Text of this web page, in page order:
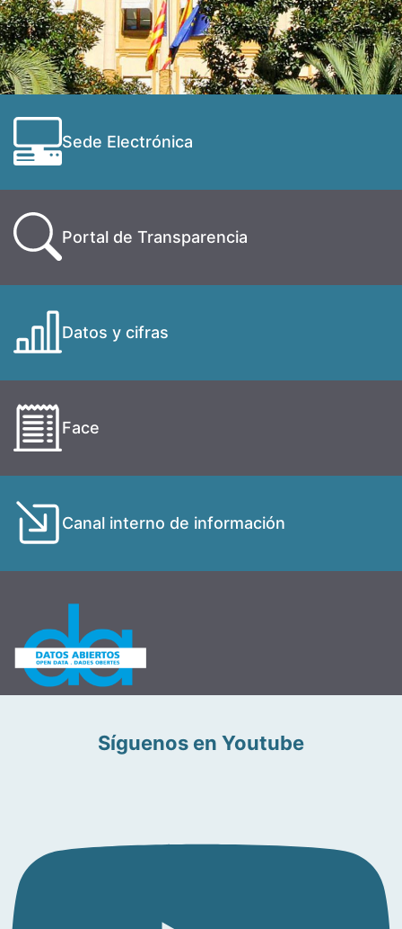
Sede Electrónica
Portal de Transparencia
Datos y cifras
Face
Canal interno de información
Síguenos en Youtube